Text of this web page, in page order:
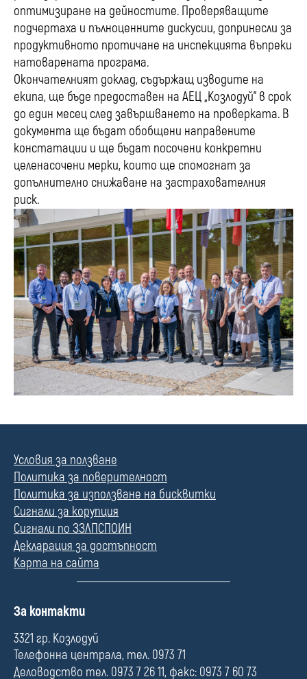
оптимизиране на дейностите. Проверяващите
подчертаха и пълноценните дискусии, допринесли за
продуктивното протичане на инспекцията въпреки
натоварената програма.
Окончателният доклад, съдържащ изводите на
екипа, ще бъде предоставен на АЕЦ „Козлодуй” в срок
до един месец след завършването на проверката. В
документа ще бъдат обобщени направените
констатации и ще бъдат посочени конкретни
целенасочени мерки, които ще спомогнат за
допълнително снижаване на застрахователния
риск.
Условия за ползване
Политика за поверителност
Политика за използване на бисквитки
Сигнали за корупция
Сигнали по ЗЗЛПСПОИН
Декларация за достъпност
Карта на сайта
П
л
е
За контакти
3321 гр. Козлодуй
Телефонна централа, тел. 0973 71
Деловодство тел. 0973 7 26 11, факс: 0973 7 60 73